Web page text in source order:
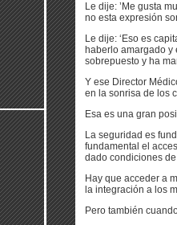
Le dije: ’Me gusta
no esta expresión
Le dije: ‘Eso es
haberlo amargado
sobrepuesto y ha
Y ese Director
en la sonrisa de los
Esa es una gran
La seguridad es
fundamental el
dado condiciones
Hay que acceder a
la integración a los
Pero también